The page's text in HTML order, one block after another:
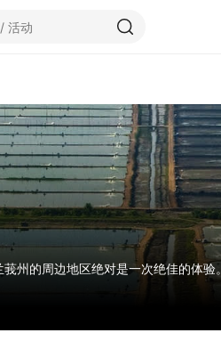
州的周边地区绝对是一次绝佳的体
灵再也就是一座令人惊叹的现代化